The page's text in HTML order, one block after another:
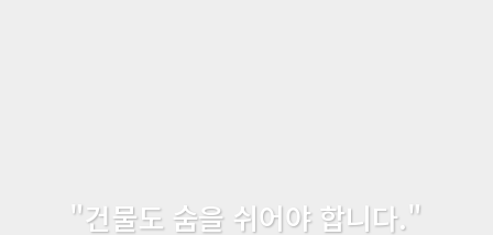
"건물도 숨을 쉬어야 합니다."